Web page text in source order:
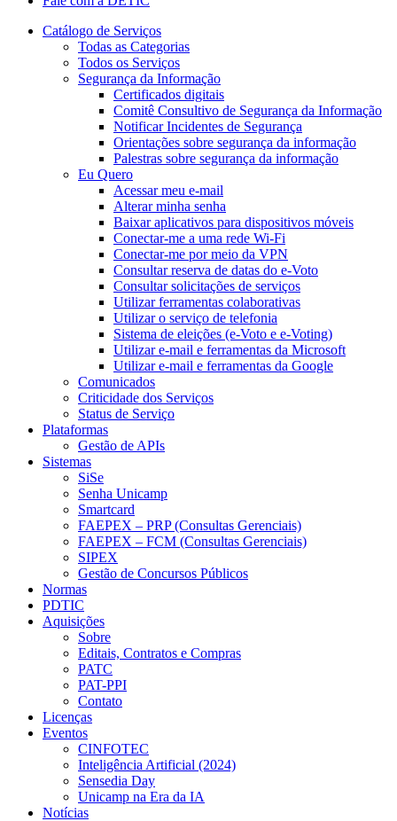
Catálogo de Serviços
Todas as Categorias
Todos os Serviços
Segurança da Informação
Certificados digitais
Comitê Consultivo de Segurança da Informação
Notificar Incidentes de Segurança
Orientações sobre segurança da informação
Palestras sobre segurança da informação
Eu Quero
Acessar meu e-mail
Alterar minha senha
Baixar aplicativos para dispositivos móveis
Conectar-me a uma rede Wi-Fi
Conectar-me por meio da VPN
Consultar reserva de datas do e-Voto
Consultar solicitações de serviços
Utilizar ferramentas colaborativas
Utilizar o serviço de telefonia
Sistema de eleições (e-Voto e e-Voting)
Utilizar e-mail e ferramentas da Microsoft
Utilizar e-mail e ferramentas da Google
Comunicados
Criticidade dos Serviços
Status de Serviço
Plataformas
Gestão de APIs
Sistemas
SiSe
Senha Unicamp
Smartcard
FAEPEX – PRP (Consultas Gerenciais)
FAEPEX – FCM (Consultas Gerenciais)
SIPEX
Gestão de Concursos Públicos
Normas
PDTIC
Aquisições
Sobre
Editais, Contratos e Compras
PATC
PAT-PPI
Contato
Licenças
Eventos
CINFOTEC
Inteligência Artificial (2024)
Sensedia Day
Unicamp na Era da IA
Notícias